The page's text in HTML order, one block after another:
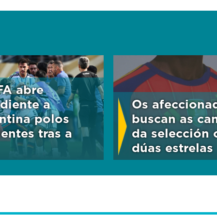
abre
a
polos
tras a
Os
buscan as
da selección
dúas estrelas